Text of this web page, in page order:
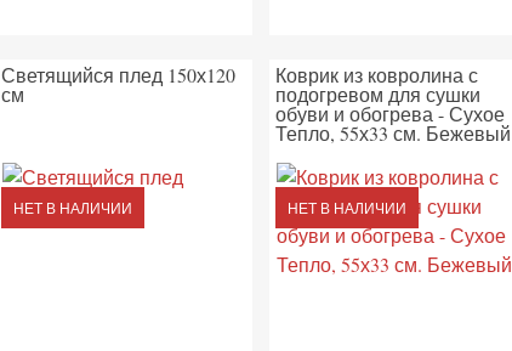
Светящийся плед 150х120
см
НЕТ В НАЛИЧИИ
Коврик из ковролина с
подогревом для сушки
обуви и обогрева - Сухое
Тепло, 55х33 см. Бежевый
НЕТ В НАЛИЧИИ